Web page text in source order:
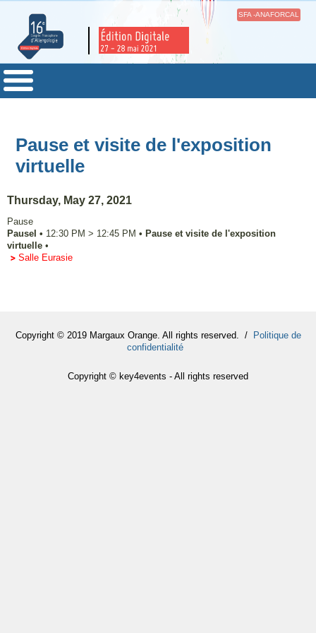
SFA -ANAFORCAL
Pause et visite de l'exposition
virtuelle
Thursday, May 27, 2021
Pause
PauseI • 12:30 PM > 12:45 PM • Pause et visite de l'exposition
virtuelle •
Salle Eurasie
Copyright © 2019 Margaux Orange. All rights reserved. / Politique de
confidentialité
Copyright © key4events - All rights reserved